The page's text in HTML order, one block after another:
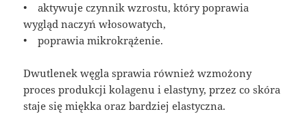
• aktywuje czynnik wzrostu, który poprawia
wygląd naczyń włosowatych,
• poprawia mikrokrążenie.
Dwutlenek węgla sprawia również wzmożony
proces produkcji kolagenu i elastyny, przez co skóra
staje się miękka oraz bardziej elastyczna.